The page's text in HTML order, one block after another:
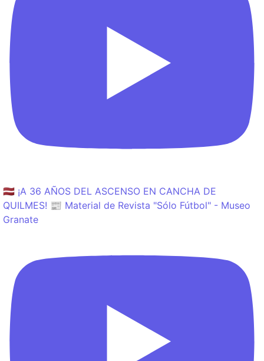
🇱🇻 ¡A 36 AÑOS DEL ASCENSO EN CANCHA DE
QUILMES! 📰 Material de Revista "Sólo Fútbol" - Museo
Granate